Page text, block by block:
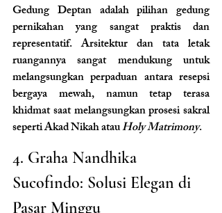
Gedung Deptan adalah pilihan gedung
pernikahan yang sangat praktis dan
representatif. Arsitektur dan tata letak
ruangannya sangat mendukung untuk
melangsungkan perpaduan antara resepsi
bergaya mewah, namun tetap terasa
khidmat saat melangsungkan prosesi sakral
seperti Akad Nikah atau Holy Matrimony.
4. Graha Nandhika
Sucofindo: Solusi Elegan di
Pasar Minggu